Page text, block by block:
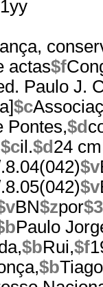
actas$f
Paulo J.
$c
Pontes,$d
$cil.$d 24 cm
$v
$v
BN$zpor$3
Paulo
$bRui,$f
$bTiago